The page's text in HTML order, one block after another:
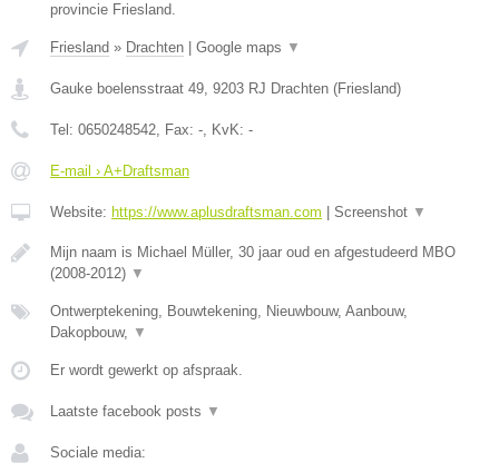
provincie Friesland.
Friesland » Drachten Google maps ▼
Gauke boelensstraat 49, 9203 RJ Drachten (Friesland)
Tel: 0650248542, Fax: -, KvK: -
E-mail › A+Draftsman
Website: https://www.aplusdraftsman.com Screenshot ▼
Mijn naam is Michael Müller, 30 jaar oud en afgestudeerd MBO
(2008-2012) ▼
Ontwerptekening, Bouwtekening, Nieuwbouw, Aanbouw,
Dakopbouw, ▼
Er wordt gewerkt op afspraak.
Laatste facebook posts ▼
Sociale media: